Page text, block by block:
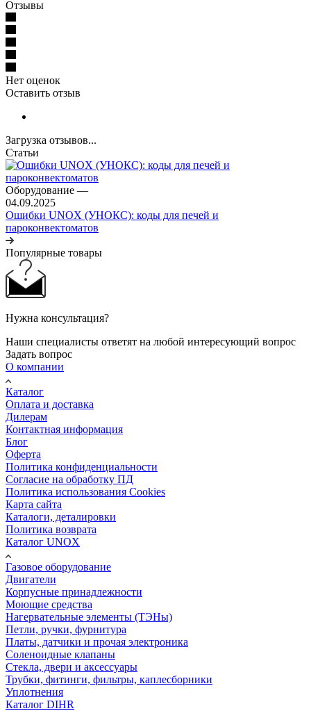
Отзывы
Нет оценок
Оставить отзыв
Загрузка отзывов...
Статьи
Оборудование —
04.09.2025
Ошибки UNOX (УНОКС): коды для печей и
пароконвектоматов
Популярные товары
Нужна консультация?
Наши специалисты ответят на любой интересующий вопрос
Задать вопрос
О компании
Каталог
Оплата и доставка
Дилерам
Контактная информация
Блог
Оферта
Политика конфиденциальности
Согласие на обработку ПД
Политика использования Cookies
Карта сайта
Каталоги, деталировки
Политика возврата
Каталог UNOX
Газовое оборудование
Двигатели
Корпусные принадлежности
Моющие средства
Нагервательные элементы (ТЭНы)
Петли, ручки, фурнитура
Платы, датчики и прочая электроника
Соленоидные клапаны
Стекла, двери и аксессуары
Трубки, фитинги, фильтры, каплесборники
Уплотнения
Каталог DIHR